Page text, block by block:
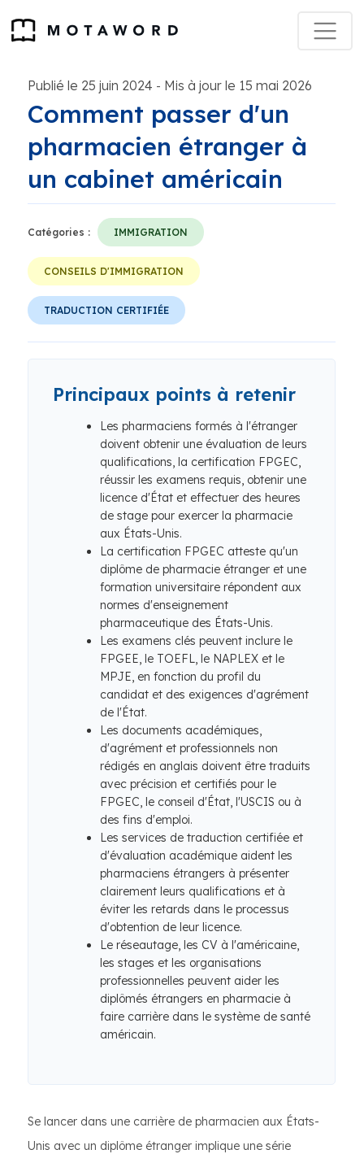
Publié le 25 juin 2024 - Mis à jour le 15 mai 2026
Comment passer d'un
pharmacien étranger à
un cabinet américain
Catégories : IMMIGRATION
CONSEILS D'IMMIGRATION
TRADUCTION CERTIFIÉE
Principaux points à retenir
Les pharmaciens formés à l'étranger
doivent obtenir une évaluation de leurs
qualifications, la certification FPGEC,
réussir les examens requis, obtenir une
licence d'État et effectuer des heures
de stage pour exercer la pharmacie
aux États-Unis.
La certification FPGEC atteste qu'un
diplôme de pharmacie étranger et une
formation universitaire répondent aux
normes d'enseignement
pharmaceutique des États-Unis.
Les examens clés peuvent inclure le
FPGEE, le TOEFL, le NAPLEX et le
MPJE, en fonction du profil du
candidat et des exigences d'agrément
de l'État.
Les documents académiques,
d'agrément et professionnels non
rédigés en anglais doivent être traduits
avec précision et certifiés pour le
FPGEC, le conseil d'État, l'USCIS ou à
des fins d'emploi.
Les services de traduction certifiée et
d'évaluation académique aident les
pharmaciens étrangers à présenter
clairement leurs qualifications et à
éviter les retards dans le processus
d'obtention de leur licence.
Le réseautage, les CV à l'américaine,
les stages et les organisations
professionnelles peuvent aider les
diplômés étrangers en pharmacie à
faire carrière dans le système de santé
américain.
Se lancer dans une carrière de pharmacien aux États-
Unis avec un diplôme étranger implique une série